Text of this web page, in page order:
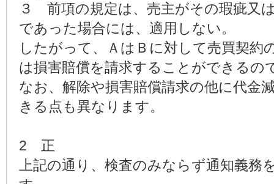
３ 前項の規定は、売主がその瑕疵又
であった場合には、適用しない。
したがって、ＡはＢに対して売買契約
は損害賠償を請求することができるの
なお、解除や損害賠償請求の他に代金
きる点も異なります。
2 正
上記の通り、検査のみならず通知義務